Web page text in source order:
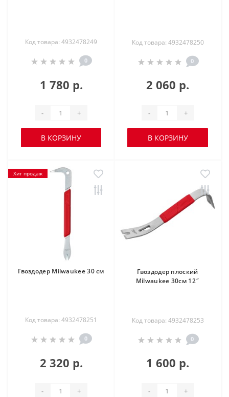
Код товара: 4932478249
0
1 780 р.
- +
В КОРЗИНУ
Код товара: 4932478250
0
2 060 р.
- +
В КОРЗИНУ
Хит продаж
Гвоздодер Milwaukee 30 см
Код товара: 4932478251
0
2 320 р.
- +
Гвоздодер плоский
Milwaukee 30см 12˝
Код товара: 4932478253
0
1 600 р.
- +